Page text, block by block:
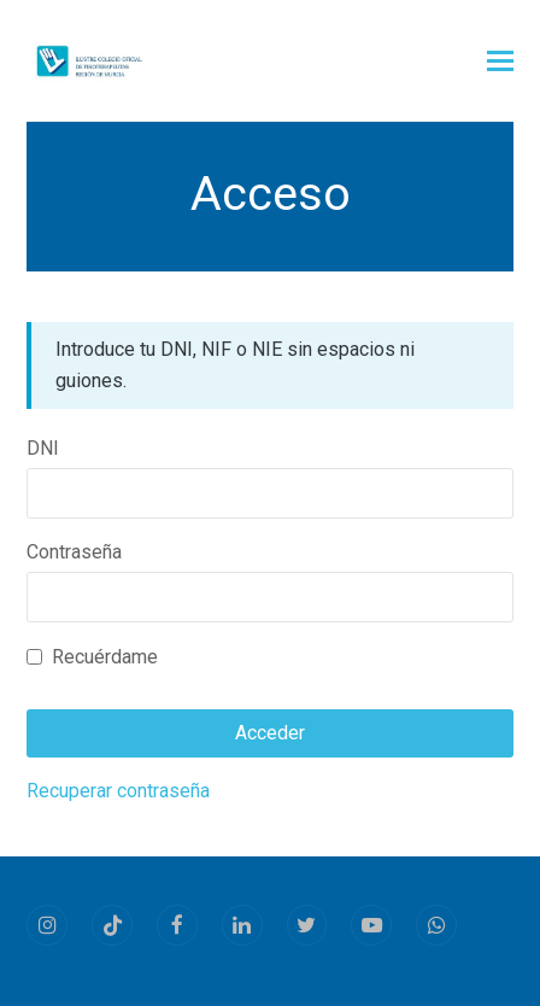
Acceso
Introduce tu DNI, NIF o NIE sin espacios ni
guiones.
DNI
Contraseña
Recuérdame
Acceder
This
should
left
Recuperar contraseña
InstagramTiktok FacebookLinkedInTwitterYoutubeWhatsapp